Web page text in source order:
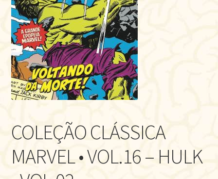
COLEÇÃO CLÁSSICA
MARVEL • VOL.16 – HULK